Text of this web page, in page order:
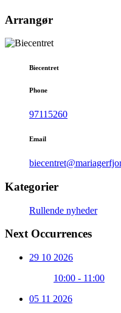
Arrangør
Biecentret
Phone
97115260
Email
Kategorier
Rullende nyheder
Next Occurrences
29 10 2026
10:00 - 11:00
05 11 2026